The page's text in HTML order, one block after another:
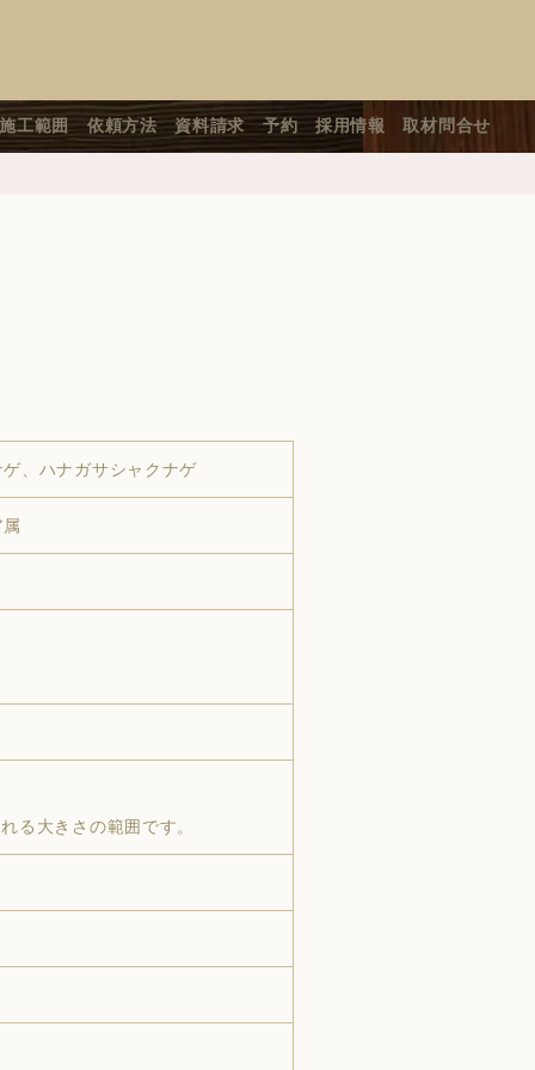
工範囲 依頼方法 資料請求 予約 採用情報 取材問合せ
、ハナガサシャクナゲ
る大きさの範囲です。